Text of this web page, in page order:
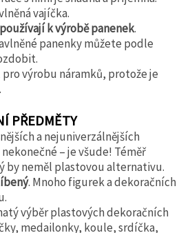
vajíčka.
používají k výrobě panenek.
panenky můžete podle
výrobu náramků, protože je
PŘEDMĚTY
a nejuniverzálnějších
– je všude! Téměř
by neměl plastovou alternativu.
. Mnoho figurek a dekoračních
výběr plastových dekoračních
medailonky, koule, srdíčka,